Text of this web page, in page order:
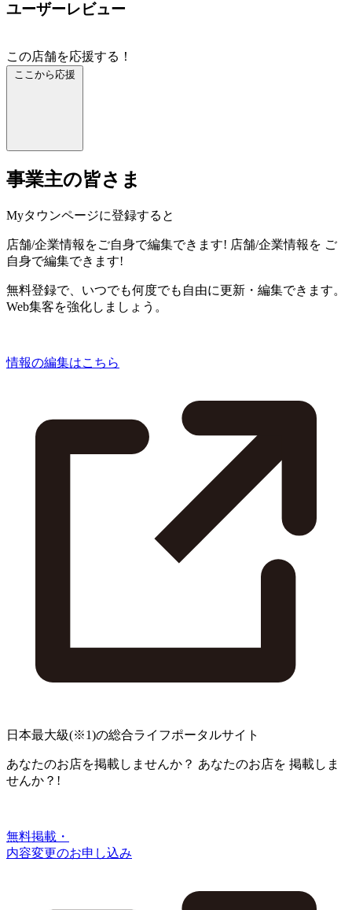
ユーザーレビュー
この店舗を応援する！
ここから応援
事業主の皆さま
Myタウンページに登録すると
店舗/企業情報をご自身で編集できます! 店舗/企業情報を ご
自身で編集できます!
無料登録で、いつでも何度でも自由に更新・編集できます。
Web集客を強化しましょう。
情報の編集はこちら
日本最大級(※1)の総合ライフポータルサイト
あなたのお店を掲載しませんか？ あなたのお店を 掲載しま
せんか？!
無料掲載・
内容変更のお申し込み